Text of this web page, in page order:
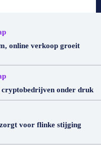
online verkoop groeit
cryptobedrijven onder druk
voor flinke stijging